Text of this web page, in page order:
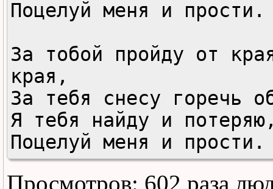
Поцелуй меня и прости.
За тобой пройду от
края,
За тебя снесу горечь
Я тебя найду и
Поцелуй меня и прости.
Просмотров: 602 раза